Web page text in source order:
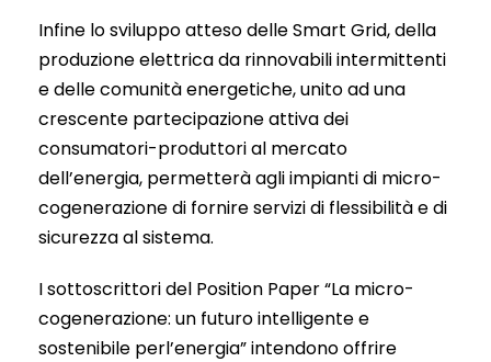
Infine lo sviluppo atteso delle Smart Grid, della
produzione elettrica da rinnovabili intermittenti
e delle comunità energetiche, unito ad una
crescente partecipazione attiva dei
consumatori-produttori al mercato
dell’energia, permetterà agli impianti di micro-
cogenerazione di fornire servizi di flessibilità e di
sicurezza al sistema.
I sottoscrittori del Position Paper “La micro-
cogenerazione: un futuro intelligente e
sostenibile perl’energia” intendono offrire